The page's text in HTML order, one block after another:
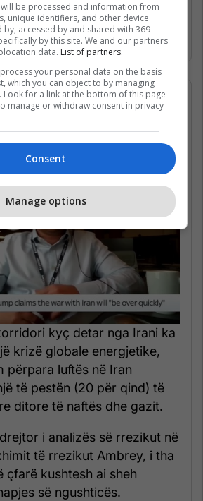
nuk janë në gjendje të arrijnë
për shkak të bllokadës
mund të
e Hormuzit?
kyç detar nga Irani ka
krizë globale energjetike,
përpara luftës në Iran
të pestën (20 për qind) të
ditore të naftës dhe gazit.
i analizës së rrezikut në
të rrezikut Ambrey, i tha
çfarë kushtesh ai sheh
së ngushticës.
be processed and information from
unique identifiers, and other device
by, accessed by and shared with 369
by this site. We and our partners
data. List of partners.
your personal data on the basis
which you can object to by managing
for a link at the bottom of this page
manage or withdraw consent in privacy
Consent
Manage options